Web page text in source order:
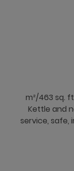
43 m²/463 sq.
Kettle and
service, safe,